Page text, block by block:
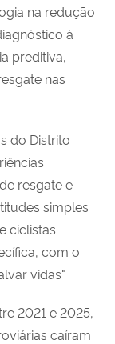
na redução
à
preditiva,
nas
do Distrito
resgate e
simples
ciclistas
com o
vidas".
2021 e 2025,
caíram